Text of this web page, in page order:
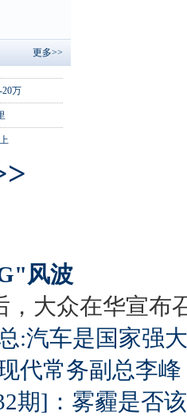
更多>>
20万
风波
，大众在华宣布
:汽车是国家强
代常务副总李峰
期]：雾霾是否